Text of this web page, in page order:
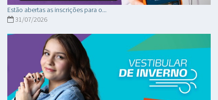
Estão abertas as inscrições para o...
31/07/2026